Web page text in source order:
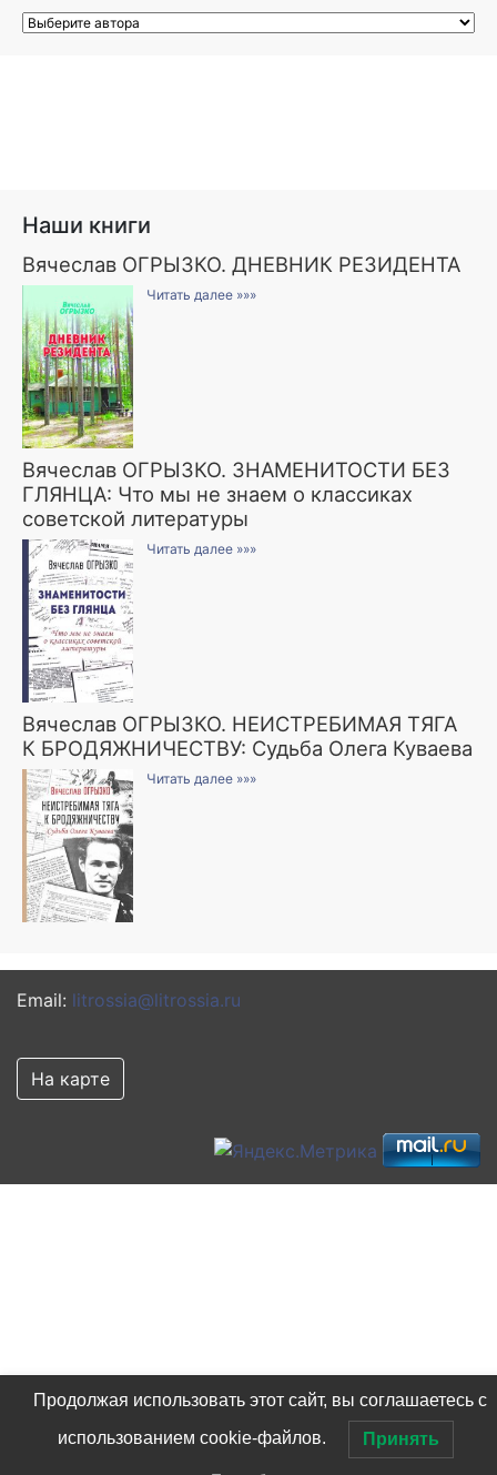
Наши книги
Вячеслав ОГРЫЗКО. ДНЕВНИК РЕЗИДЕНТА
Читать далее »»»
Вячеслав ОГРЫЗКО. ЗНАМЕНИТОСТИ БЕЗ
ГЛЯНЦА: Что мы не знаем о классиках
советской литературы
Читать далее »»»
Вячеслав ОГРЫЗКО. НЕИСТРЕБИМАЯ ТЯГА
К БРОДЯЖНИЧЕСТВУ: Судьба Олега Куваева
Читать далее »»»
Email: litrossia@litrossia.ru
На карте
Продолжая использовать этот сайт, вы соглашаетесь с
использованием cookie-файлов. Принять